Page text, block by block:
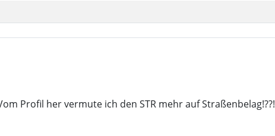
Profil her vermute ich den STR mehr auf Straßenbelag!??!